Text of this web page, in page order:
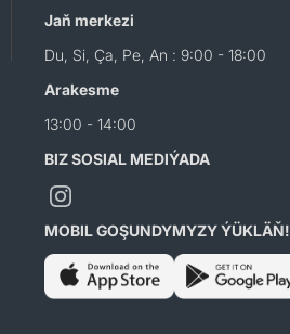
Jaň merkezi
Du, Si, Ça, Pe, An : 9:00 - 18:00
Arakesme
13:00 - 14:00
BIZ SOSIAL MEDIÝADA
MOBIL GOŞUNDYMYZY ÝÜKLÄŇ!